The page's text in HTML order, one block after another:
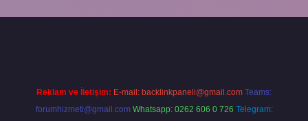
Reklam ve İletişim: E-mail: backlinkpaneli@gmail.com Teams:
forumhizmeti@gmail.com Whatsapp: 0262 606 0 726 Telegram: